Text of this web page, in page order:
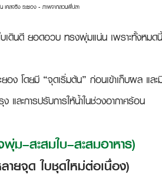
เคสจริง ระยอง - ภาพจากสวนพี่ปลา
บเดินดี ยอดอวบ ทรงพุ่มแน่น เพราะทั้งหม
อง โดยมี “จุดเริ่มต้น” ก่อนเข้าเก็บผล แล
ละการปรับการให้น้ำในช่วงอากาศร้อน
ม–สะสมใบ–สะสมอาหาร)
ยจุด ใบชุดใหม่ต่อเนื่อง)